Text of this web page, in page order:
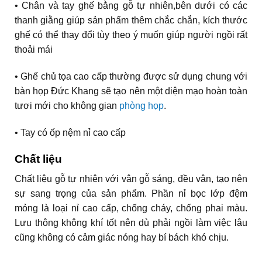
• Chân và tay ghế bằng gỗ tự nhiên,bên dưới có các
thanh giằng giúp sản phẩm thêm chắc chắn, kích thước
ghế có thể thay đổi tùy theo ý muốn giúp người ngồi rất
thoải mái
• Ghế chủ tọa cao cấp thường được sử dụng chung với
bàn họp Đức Khang sẽ tạo nên một diện mạo hoàn toàn
tươi mới cho không gian phòng họp.
• Tay có ốp nệm nỉ cao cấp
Chất liệu
Chất liệu gỗ tự nhiên với vân gỗ sáng, đều vân, tạo nên
sự sang trọng của sản phẩm. Phần nỉ bọc lớp đệm
mỏng là loại nỉ cao cấp, chống cháy, chống phai màu.
Lưu thông không khí tốt nên dù phải ngồi làm việc lâu
cũng không có cảm giác nóng hay bí bách khó chịu.